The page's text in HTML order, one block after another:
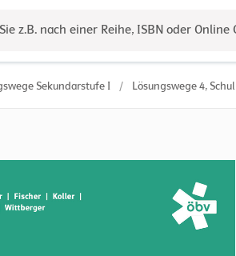
z.B. nach einer Reihe, ISBN oder
Sekundarstufe I / Lösungswege 4,